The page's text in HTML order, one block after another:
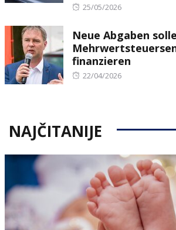
Posted
25/05/2026
Neue Abgaben
finanzieren
Posted
22/04/2026
NAJČITANIJE